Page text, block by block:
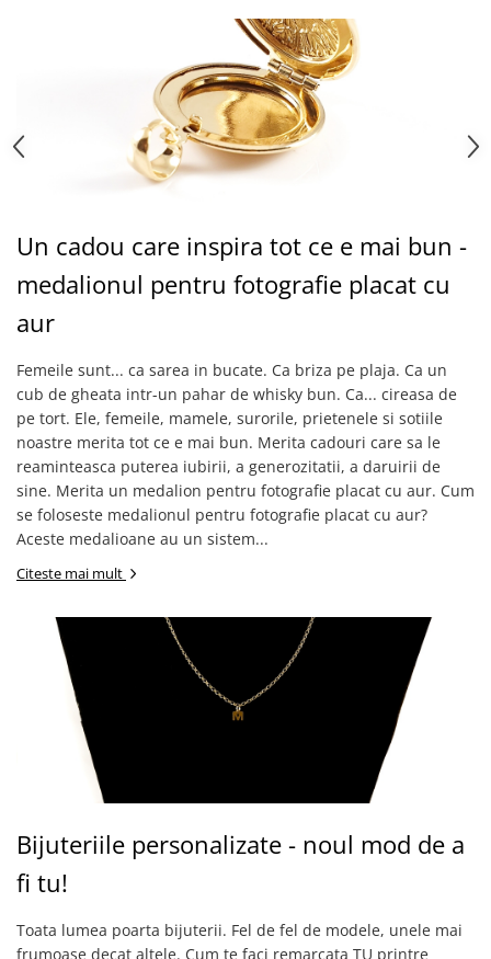
Un cadou care inspira tot ce e mai bun -
medalionul pentru fotografie placat cu
aur
Femeile sunt... ca sarea in bucate. Ca briza pe plaja. Ca un
cub de gheata intr-un pahar de whisky bun. Ca... cireasa de
pe tort. Ele, femeile, mamele, surorile, prietenele si sotiile
noastre merita tot ce e mai bun. Merita cadouri care sa le
reaminteasca puterea iubirii, a generozitatii, a daruirii de
sine. Merita un medalion pentru fotografie placat cu aur. Cum
se foloseste medalionul pentru fotografie placat cu aur?
Aceste medalioane au un sistem...
Citeste mai mult
Bijuteriile personalizate - noul mod de a
fi tu!
Toata lumea poarta bijuterii. Fel de fel de modele, unele mai
frumoase decat altele. Cum te faci remarcata TU printre